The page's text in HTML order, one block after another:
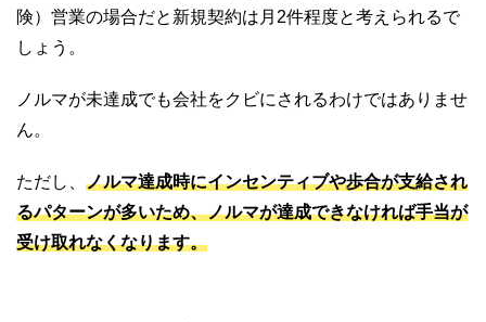
険）営業の場合だと新規契約は月2件程度と考えられるで
しょう。
ノルマが未達成でも会社をクビにされるわけではありませ
ん。
ただし、 ノルマ達成時にインセンティブや歩合が支給され
るパターンが多いため、ノルマが達成できなければ手当が
受け取れなくなります。